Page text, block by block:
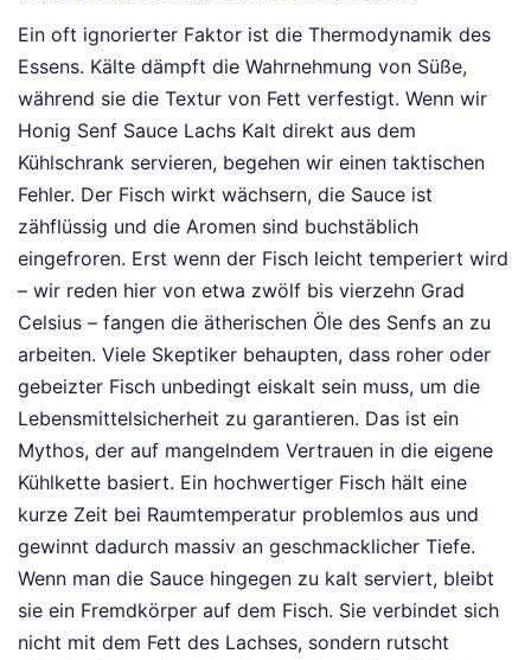
Ein oft ignorierter Faktor ist die Thermodynamik des
Essens. Kälte dämpft die Wahrnehmung von Süße,
während sie die Textur von Fett verfestigt. Wenn wir
Honig Senf Sauce Lachs Kalt direkt aus dem
Kühlschrank servieren, begehen wir einen taktischen
Fehler. Der Fisch wirkt wächsern, die Sauce ist
zähflüssig und die Aromen sind buchstäblich
eingefroren. Erst wenn der Fisch leicht temperiert wird
– wir reden hier von etwa zwölf bis vierzehn Grad
Celsius – fangen die ätherischen Öle des Senfs an zu
arbeiten. Viele Skeptiker behaupten, dass roher oder
gebeizter Fisch unbedingt eiskalt sein muss, um die
Lebensmittelsicherheit zu garantieren. Das ist ein
Mythos, der auf mangelndem Vertrauen in die eigene
Kühlkette basiert. Ein hochwertiger Fisch hält eine
kurze Zeit bei Raumtemperatur problemlos aus und
gewinnt dadurch massiv an geschmacklicher Tiefe.
Wenn man die Sauce hingegen zu kalt serviert, bleibt
sie ein Fremdkörper auf dem Fisch. Sie verbindet sich
nicht mit dem Fett des Lachses, sondern rutscht